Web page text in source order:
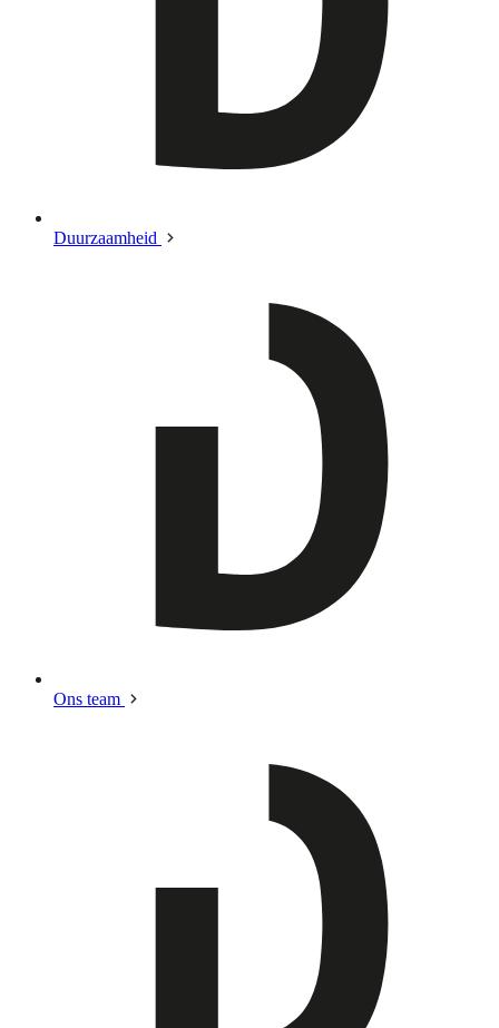
Duurzaamheid
Ons team